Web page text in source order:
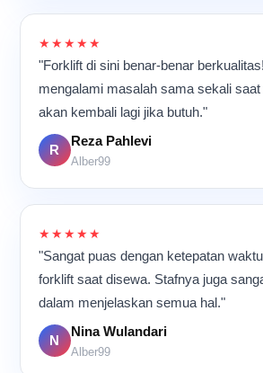
★★★★★
"Forklift di sini benar-benar
mengalami masalah sama sekali
akan kembali lagi jika butuh."
R
Reza Pahlevi
Alber99
★★★★★
"Sangat puas dengan ketepatan
forklift saat disewa. Stafnya juga
dalam menjelaskan semua hal."
N
Nina Wulandari
Alber99